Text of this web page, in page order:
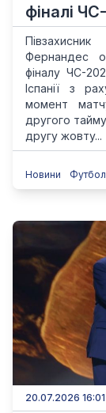
фіналі
Фернандес
фіналу ЧC-
Іспанії з
момент
другого
другу жовту...
Новини Футбол
20.07.2026 16:01